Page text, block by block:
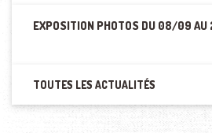
EXPOSITION PHOTOS DU 08/09
TOUTES LES ACTUALITÉS